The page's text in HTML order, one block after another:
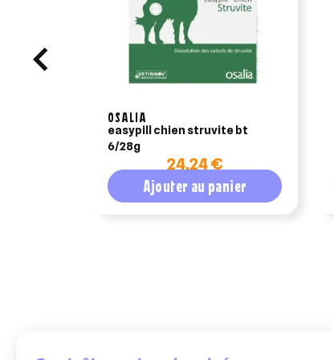
OSALIA
easypill chien struvite bt
6/28g
24,24 €
Ajouter au panier